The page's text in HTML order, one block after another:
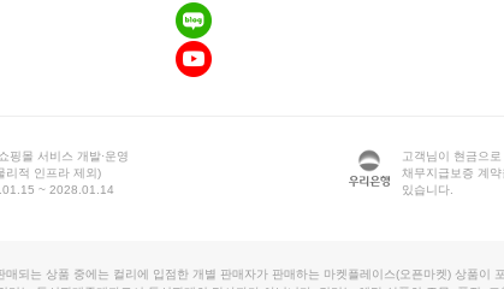
핑몰 서비스 개발·운영
리적 인프라 제외)
~ 2028.01.14
고객님이 현금으
채무지급보증 계
있습니다.
매되는 상품 중에는 컬리에 입점한 개별 판매자가 판매하는 마켓플레이스(오픈마켓) 상품이